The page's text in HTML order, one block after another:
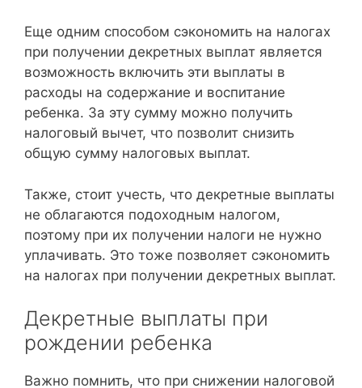
Еще одним способом сэкономить на налогах
при получении декретных выплат является
возможность включить эти выплаты в
расходы на содержание и воспитание
ребенка. За эту сумму можно получить
налоговый вычет, что позволит снизить
общую сумму налоговых выплат.
Также, стоит учесть, что декретные выплаты
не облагаются подоходным налогом,
поэтому при их получении налоги не нужно
уплачивать. Это тоже позволяет сэкономить
на налогах при получении декретных выплат.
Декретные выплаты при
рождении ребенка
Важно помнить, что при снижении налоговой